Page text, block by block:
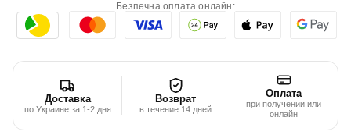
Безпечна оплата онлайн:
Доставка
по Украине за 1-2 дня
Возврат
в течение 14 дней
Оплата
при получении или
онлайн